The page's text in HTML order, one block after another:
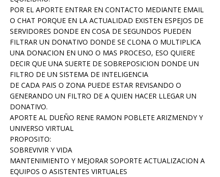
POR EL APORTE ENTRAR EN CONTACTO MEDIANTE EMAIL
O CHAT PORQUE EN LA ACTUALIDAD EXISTEN ESPEJOS DE
SERVIDORES DONDE EN COSA DE SEGUNDOS PUEDEN
FILTRAR UN DONATIVO DONDE SE CLONA O MULTIPLICA
UNA DONACION EN UNO O MAS PROCESO, ESO QUIERE
DECIR QUE UNA SUERTE DE SOBREPOSICION DONDE UN
FILTRO DE UN SISTEMA DE INTELIGENCIA
DE CADA PAIS O ZONA PUEDE ESTAR REVISANDO O
GENERANDO UN FILTRO DE A QUIEN HACER LLEGAR UN
DONATIVO.
APORTE AL DUEÑO RENE RAMON POBLETE ARIZMENDY Y
UNIVERSO VIRTUAL
PROPOSITO:
SOBREVIVIR Y VIDA
MANTENIMIENTO Y MEJORAR SOPORTE ACTUALIZACION A
EQUIPOS O ASISTENTES VIRTUALES